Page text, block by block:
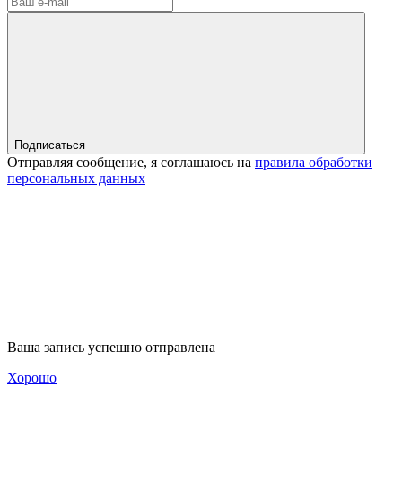
Подписаться
Отправляя сообщение, я соглашаюсь на правила обработки
персональных данных
Ваша запись успешно отправлена
Хорошо